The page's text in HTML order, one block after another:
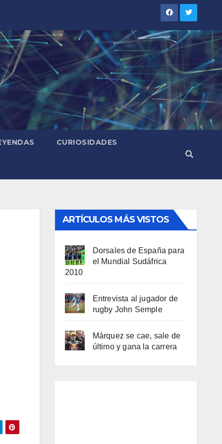
CURIOSIDADES
ARTÍCULOS MÁS VISTOS
Dorsales de España para
el Mundial Sudáfrica
2010
Entrevista al jugador de
rugby John Semple
Márquez se cae, sale de
último y gana la carrera